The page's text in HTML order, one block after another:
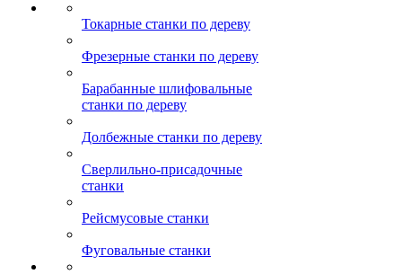
Токарные станки по дереву
Фрезерные станки по дереву
Барабанные шлифовальные
станки по дереву
Долбежные станки по дереву
Сверлильно-присадочные
станки
Рейсмусовые станки
Фуговальные станки